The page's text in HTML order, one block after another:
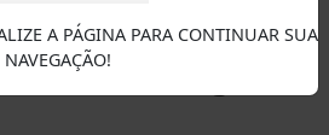
Hamilin vence
no Busch Light
A PÁGINA PARA CONTINUAR SUA
NAVEGAÇÃO!